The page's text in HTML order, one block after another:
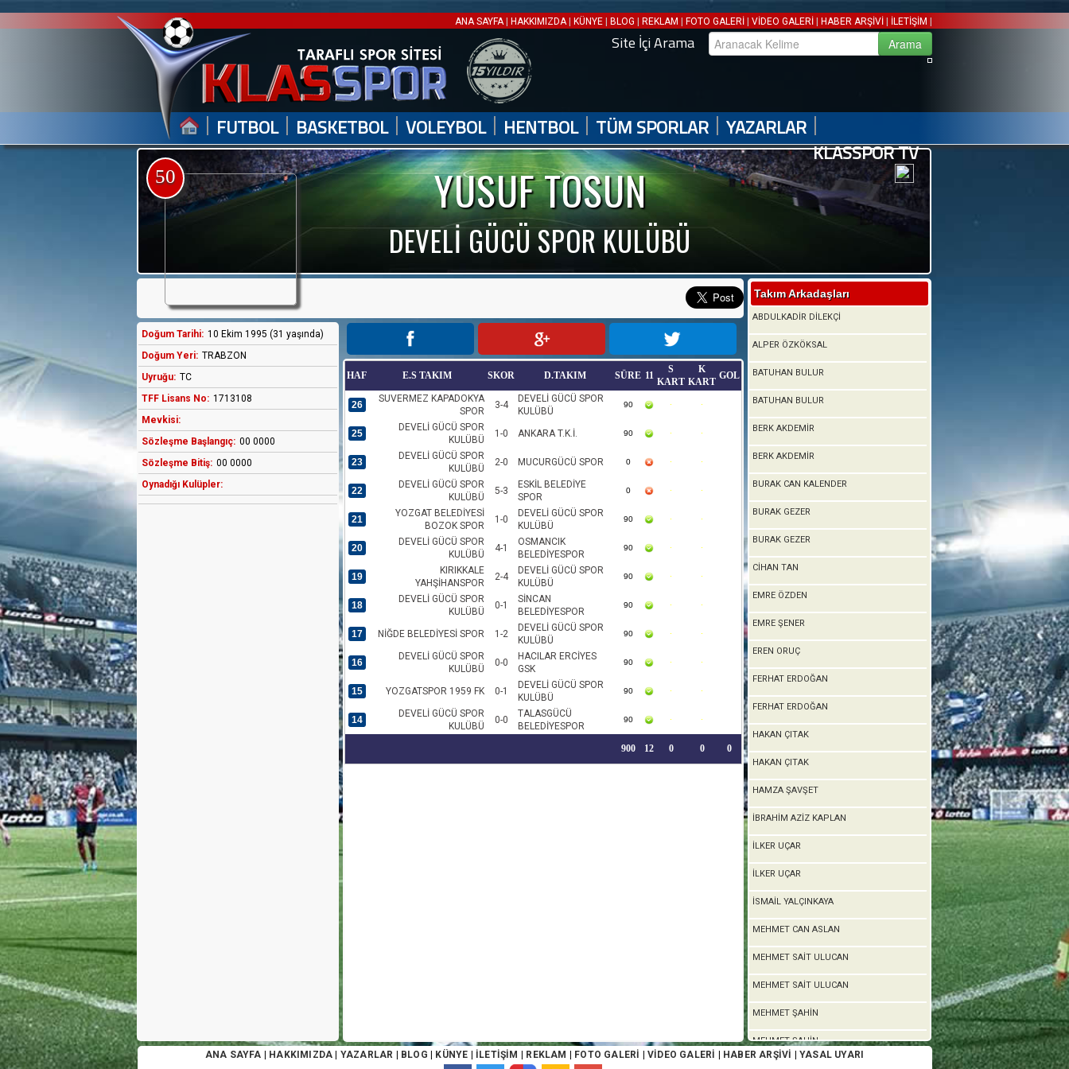
ANA SAYFA| HAKKIMIZDA| KÜNYE | BLOG | REKLAM | FOTO GALERİ | VİDEO GALERİ | HABER ARŞİVİ | İLETİŞİM |
Site İçi Arama
| FUTBOL | BASKETBOL | VOLEYBOL | HENTBOL | TÜM SPORLAR | YAZARLAR |
KLASSPOR TV
YUSUF TOSUN
DEVELİ GÜCÜ SPOR KULÜBÜ
50
Doğum Tarihi: 10 Ekim 1995 (31 yaşında)
Doğum Yeri: TRABZON
Uyruğu: TC
TFF Lisans No: 1713108
Mevkisi:
Sözleşme Başlangıç: 00 0000
Sözleşme Bitiş: 00 0000
Oynadığı Kulüpler:
HAF E.S TAKIM SKOR D.TAKIM SÜRE 11
S
KART
K
KART
GOL
26
SUVERMEZ KAPADOKYA
SPOR
3-4
DEVELİ GÜCÜ SPOR
KULÜBÜ
90
25
DEVELİ GÜCÜ SPOR
KULÜBÜ
1-0 ANKARA T.K.İ. 90
23
DEVELİ GÜCÜ SPOR
KULÜBÜ
2-0 MUCURGÜCÜ SPOR 0
22
DEVELİ GÜCÜ SPOR
KULÜBÜ
5-3
ESKİL BELEDİYE
SPOR
0
21
YOZGAT BELEDİYESİ
BOZOK SPOR
1-0
DEVELİ GÜCÜ SPOR
KULÜBÜ
90
20
DEVELİ GÜCÜ SPOR
KULÜBÜ
4-1
OSMANCIK
BELEDİYESPOR
90
19
KIRIKKALE
YAHŞİHANSPOR
2-4
DEVELİ GÜCÜ SPOR
KULÜBÜ
90
18
DEVELİ GÜCÜ SPOR
KULÜBÜ
0-1
SİNCAN
BELEDİYESPOR
90
17 NİĞDE BELEDİYESİ SPOR 1-2
DEVELİ GÜCÜ SPOR
KULÜBÜ
90
16
DEVELİ GÜCÜ SPOR
KULÜBÜ
0-0
HACILAR ERCİYES
GSK
90
15 YOZGATSPOR 1959 FK 0-1
DEVELİ GÜCÜ SPOR
KULÜBÜ
90
14
DEVELİ GÜCÜ SPOR
KULÜBÜ
0-0
TALASGÜCÜ
BELEDİYESPOR
90
900 12 0 0 0
Takım Arkadaşları
ABDULKADİR DİLEKÇİ
ALPER ÖZKÖKSAL
BATUHAN BULUR
BATUHAN BULUR
BERK AKDEMİR
BERK AKDEMİR
BURAK CAN KALENDER
BURAK GEZER
BURAK GEZER
CİHAN TAN
EMRE ÖZDEN
EMRE ŞENER
EREN ORUÇ
FERHAT ERDOĞAN
FERHAT ERDOĞAN
HAKAN ÇITAK
HAKAN ÇITAK
HAMZA ŞAVŞET
İBRAHİM AZİZ KAPLAN
İLKER UÇAR
İLKER UÇAR
İSMAİL YALÇINKAYA
MEHMET CAN ASLAN
MEHMET SAİT ULUCAN
MEHMET SAİT ULUCAN
MEHMET ŞAHİN
MEHMET ŞAHİN
ANA SAYFA HAKKIMIZDA YAZARLAR BLOG KÜNYE İLETİŞİM REKLAM FOTO GALERİ VİDEO GALERİ HABER ARŞİVİ YASAL UYARI